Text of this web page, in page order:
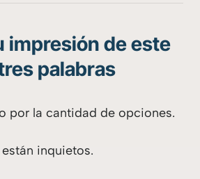
impresión de este
palabras
por la cantidad de opciones.
inquietos.